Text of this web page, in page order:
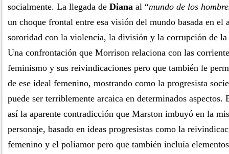
socialmente. La llegada de Diana al “mundo de los
un choque frontal entre esa visión del mundo basada en el
sororidad con la violencia, la división y la corrupción de la
Una confrontación que Morrison relaciona con las
feminismo y sus reivindicaciones pero que también le
de ese ideal femenino, mostrando como la progresista
puede ser terriblemente arcaica en determinados aspectos.
así la aparente contradicción que Marston imbuyó en la
personaje, basado en ideas progresistas como la
femenino y el poliamor pero que también incluía